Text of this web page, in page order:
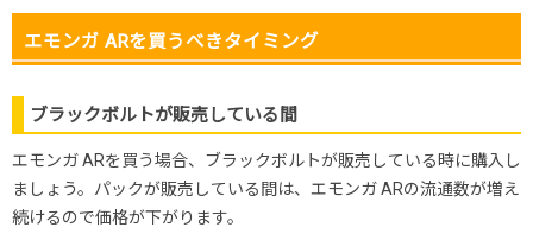
エモンガ ARを買うべきタイミング
ブラックボルトが販売している間
エモンガ ARを買う場合、ブラックボルトが販売している時に購入し
ましょう。パックが販売している間は、エモンガ ARの流通数が増え
続けるので価格が下がります。